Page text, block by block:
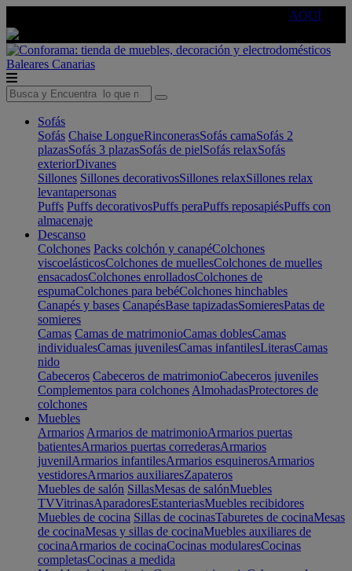
AQUÍ
Baleares Canarias
Sofás
Sofás Chaise LongueRinconerasSofás camaSofás 2
plazasSofás 3 plazasSofás de pielSofás relaxSofás
exteriorDivanes
Sillones Sillones decorativosSillones relaxSillones relax
levantapersonas
Puffs Puffs decorativosPuffs peraPuffs reposapiésPuffs con
almacenaje
Descanso
Colchones Packs colchón y canapéColchones
viscoelásticosColchones de muellesColchones de muelles
ensacadosColchones enrolladosColchones de
espumaColchones para bebéColchones hinchables
Canapés y bases CanapésBase tapizadasSomieresPatas de
somieres
Camas Camas de matrimonioCamas doblesCamas
individualesCamas juvenilesCamas infantilesLiterasCamas
nido
Cabeceros Cabeceros de matrimonioCabeceros juveniles
Complementos para colchones AlmohadasProtectores de
colchones
Muebles
Armarios Armarios de matrimonioArmarios puertas
batientesArmarios puertas correderasArmarios
juvenilArmarios infantilesArmarios esquinerosArmarios
vestidoresArmarios auxiliaresZapateros
Muebles de salón SillasMesas de salónMuebles
TVVitrinasAparadoresEstanteriasMuebles recibidores
Muebles de cocina Sillas de cocinasTaburetes de cocinaMesas
de cocinaMesas y sillas de cocinaMuebles auxiliares de
cocinaArmarios de cocinaCocinas modularesCocinas
completasCocinas a medida